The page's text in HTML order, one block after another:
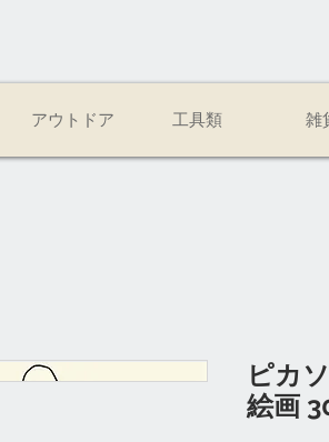
アウトドア 工具類 雑
ピカ
絵画